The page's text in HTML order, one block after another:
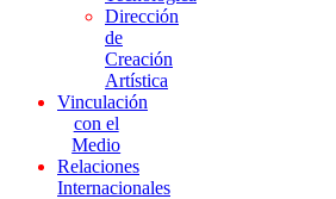
Dirección
de
Creación
Artística
Vinculación
con el
Medio
Relaciones
Internacionales